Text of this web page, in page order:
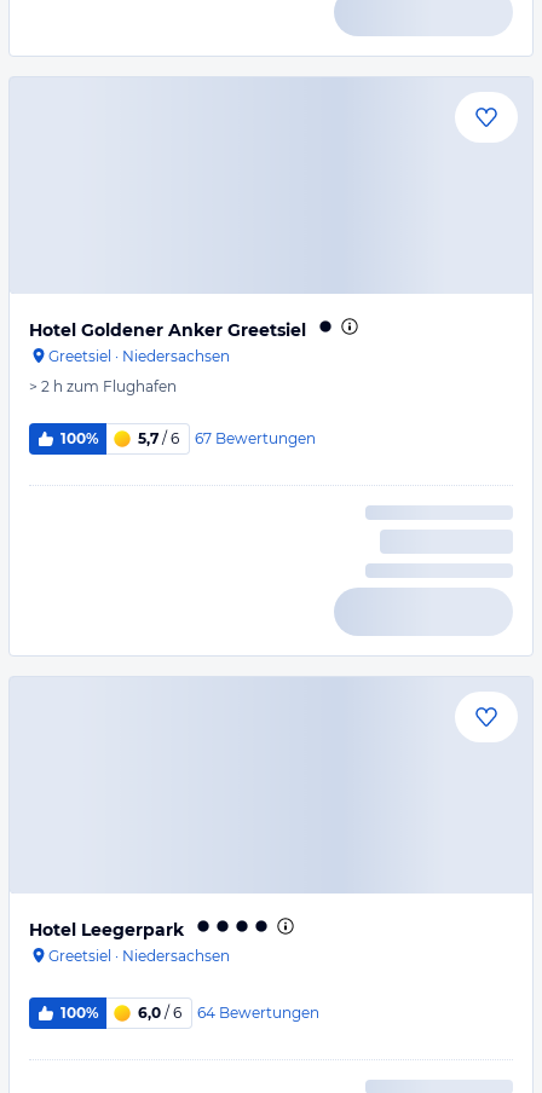
Hotel Goldener Anker Greetsiel
Greetsiel · Niedersachsen
> 2 h zum Flughafen
100% 5,7 / 6 67 Bewertungen
Hotel Leegerpark
Greetsiel · Niedersachsen
100% 6,0 / 6 64 Bewertungen